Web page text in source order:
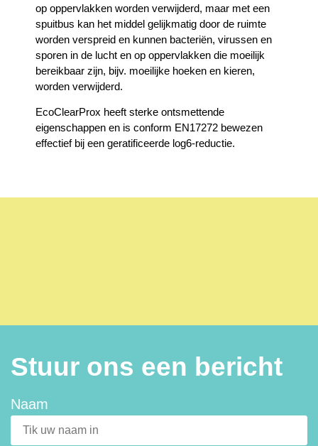
op oppervlakken worden verwijderd, maar met een
spuitbus kan het middel gelijkmatig door de ruimte
worden verspreid en kunnen bacteriën, virussen en
sporen in de lucht en op oppervlakken die moeilijk
bereikbaar zijn, bijv. moeilijke hoeken en kieren,
worden verwijderd.
EcoClearProx heeft sterke ontsmettende
eigenschappen en is conform EN17272 bewezen
effectief bij een geratificeerde log6-reductie.
Stuur ons een bericht
Naam